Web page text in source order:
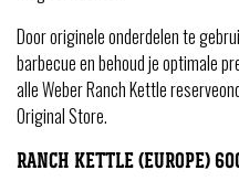
Door originele onderdelen te
barbecue en behoud je optimale
alle Weber Ranch Kettle
Original Store.
RANCH KETTLE (EUROPE)